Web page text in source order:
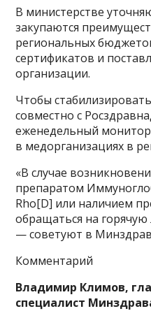
В министерстве
закупаются
региональных
сертификатов и
организации.
Чтобы
совместно с
еженедельный
в медорганизациях в
«В случае
препаратом
Rho[D] или наличием
обращаться на
— советуют в
Комментарий
Владимир Климов,
специалист